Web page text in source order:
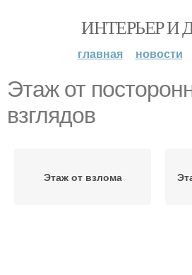
ИНТЕРЬЕР И
главная новости
Этаж от
взглядов
Этаж от взлома